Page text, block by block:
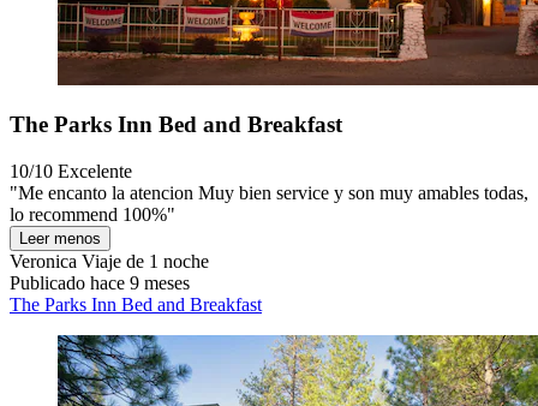
The Parks Inn Bed and Breakfast
10/10 Excelente
"Me encanto la atencion Muy bien service y son muy amables todas,
lo recommend 100%"
Leer menos
Veronica Viaje de 1 noche
Publicado hace 9 meses
The Parks Inn Bed and Breakfast